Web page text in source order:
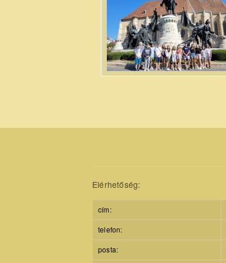
Mátyás király
emlékmű.jpg
Elérhetőség:
cím:
telefon:
posta: